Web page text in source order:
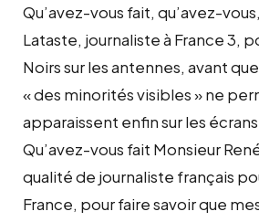
Qu’avez-vous fait, qu’avez-
Lataste, journaliste à France 3,
Noirs sur les antennes, avant
« des minorités visibles » ne
apparaissent enfin sur les
Qu’avez-vous fait Monsieur
qualité de journaliste français
France, pour faire savoir que